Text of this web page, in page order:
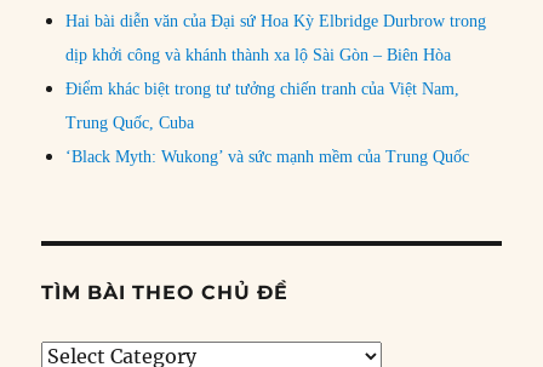
Hai bài diễn văn của Đại sứ Hoa Kỳ Elbridge Durbrow trong
dịp khởi công và khánh thành xa lộ Sài Gòn – Biên Hòa
Điểm khác biệt trong tư tưởng chiến tranh của Việt Nam,
Trung Quốc, Cuba
‘Black Myth: Wukong’ và sức mạnh mềm của Trung Quốc
TÌM BÀI THEO CHỦ ĐỀ
Tìm